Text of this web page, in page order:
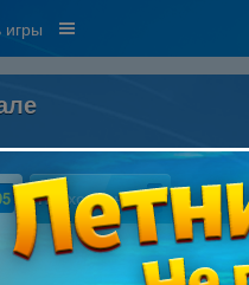
игры
Прохождение 4